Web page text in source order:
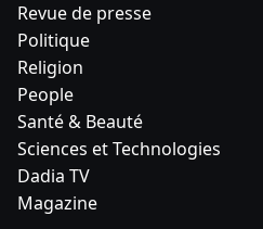
Revue de presse
Politique
Religion
People
Santé & Beauté
Sciences et Technologies
Dadia TV
Magazine